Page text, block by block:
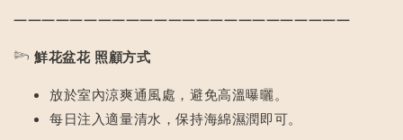
————————————————————————
𓆸鮮花盆花 照顧方式
放於室內涼爽通風處，避免高溫曝曬。
每日注入適量清水，保持海綿濕潤即可。